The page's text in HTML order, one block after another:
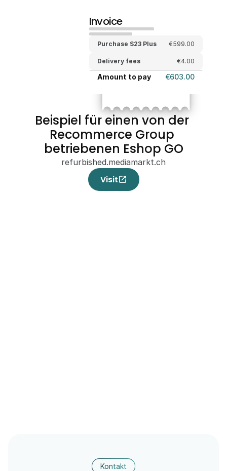
Invoice
Purchase S23 Plus €599.00
Delivery fees €4.00
Amount to pay €603.00
Beispiel für einen von der
Recommerce Group
betriebenen Eshop GO
refurbished.mediamarkt.ch
Visitopen_in_new
Kontakt